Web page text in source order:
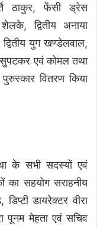
ठाकुर, फेंसी ड्रेस
द्वितीय अनाया
युग खण्डेलवाल,
सुपटकर एवं कोमल तथा
वितरण किया
के सभी सदस्यों एवं
का सहयोग सराहनीय
डायरेक्टर वीरा
पूनम मेहता एवं सचिव